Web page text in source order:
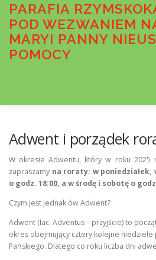
Przejdź
treści
PARAFIA
POD WEZWANIEM
MARYI PANNY
POMOCY
INTENCJE MSZALNE O
Adwent i porządek
W okresie Adwentu, który w roku 2025
zapraszamy na roraty: w
o godz. 18:00, a w środę i sobotę o
Czym jest jednak ów Adwent?
Adwent (łac. Adventus – przyjście) to
okres obejmujący cztery kolejne
Pańskiego. Dlatego co roku liczba dni